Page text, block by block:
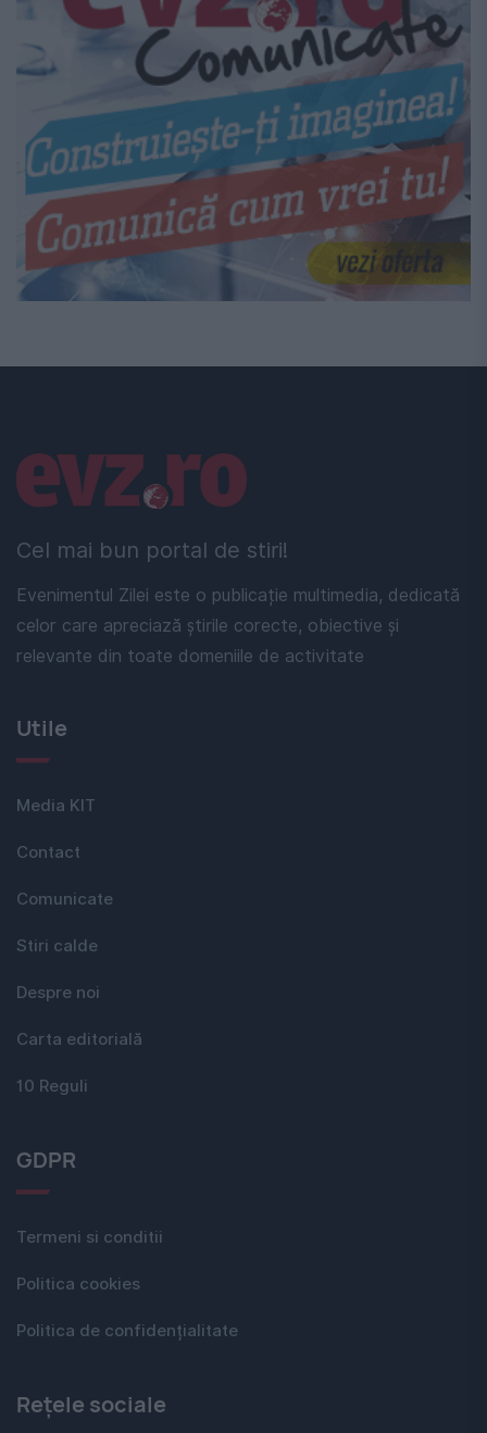
Cel mai bun portal de stiri!
Evenimentul Zilei este o publicație multimedia, dedicată
celor care apreciază știrile corecte, obiective și
relevante din toate domeniile de activitate
Linkuri utile
Utile
Media KIT
Contact
Comunicate
Stiri calde
Despre noi
Carta editorială
10 Reguli
GDPR
Termeni si conditii
Politica cookies
Politica de confidențialitate
Rețele sociale